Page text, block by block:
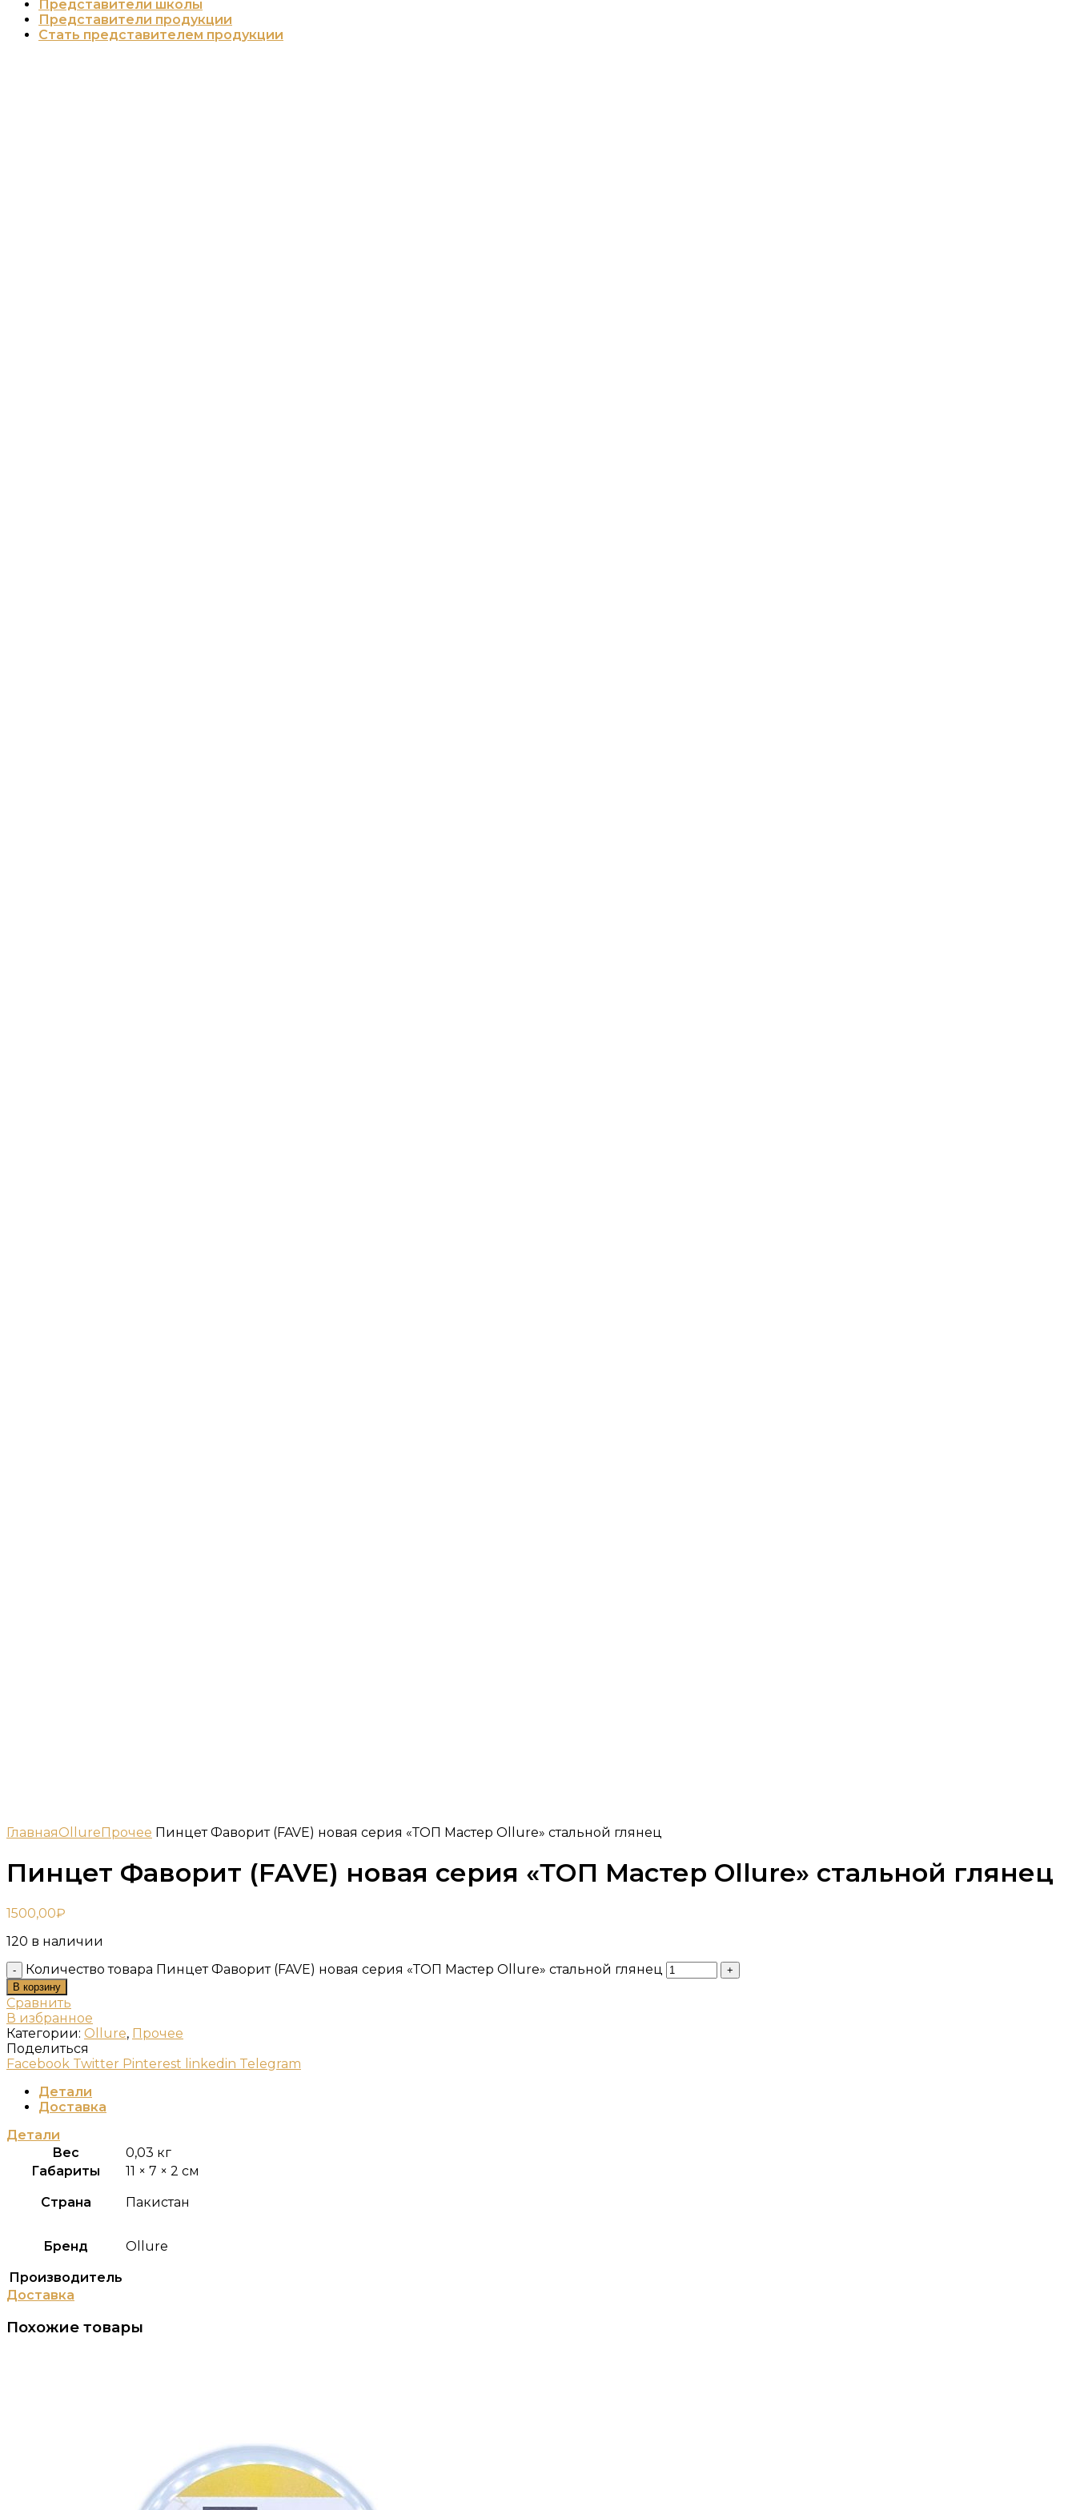
Представители школы
Представители продукции
Стать представителем продукции
ГлавнаяOllureПрочее Пинцет Фаворит (FAVE) новая серия «ТОП Мастер Ollure» стальной глянец
Пинцет Фаворит (FAVE) новая серия «ТОП Мастер Ollure» стальной глянец
1500,00₽
120 в наличии
Количество товара Пинцет Фаворит (FAVE) новая серия «ТОП Мастер Ollure» стальной глянец
В корзину
Сравнить
В избранное
Категории: Ollure, Прочее
Поделиться
Facebook Twitter Pinterest linkedin Telegram
Детали
Доставка
Детали
Вес
0,03 кг
Габариты
11 × 7 × 2 см
Страна Пакистан
Бренд Ollure
Производитель
Доставка
Похожие товары